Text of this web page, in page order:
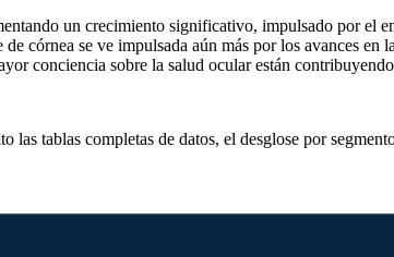
un crecimiento significativo, impulsado por el
córnea se ve impulsada aún más por los avances
conciencia sobre la salud ocular están
las tablas completas de datos, el desglose por